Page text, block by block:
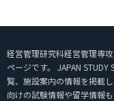
経営管理研究科経営管理専
ページです。 JAPAN
覧、施設案内の情報を掲載
向けの試験情報や留学情報